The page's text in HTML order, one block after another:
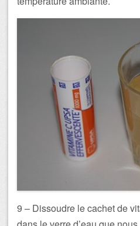
9 – Dissoudre le cachet de